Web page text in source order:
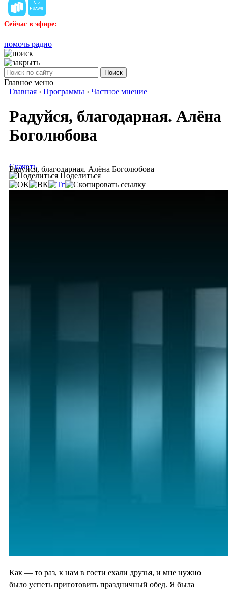
Сейчас в эфире:
помочь радио
Поиск
Главное меню
Главная › Программы › Частное мнение
Радуйся, благодарная. Алёна
Боголюбова
Радуйся, благодарная. Алёна Боголюбова
Скачать
Поделиться
Как — то раз, к нам в гости ехали друзья, и мне нужно
было успеть приготовить праздничный обед. Я была